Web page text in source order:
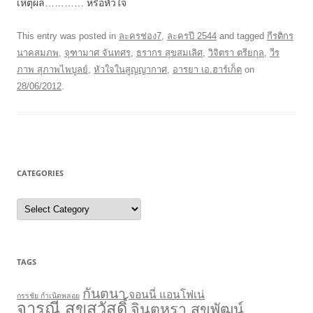
เหตุผล………… หรือหัวใจ
This entry was posted in ละครช่อง7, ละครปี 2544 and tagged กีรติกร
นาคสมภพ, จุฑามาศ จันทศร, ธรากร สุขสมเลิศ, วิจิตรา ตรียกุล, วีร
ภาพ สุภาพไพบูลย์, หัวใจในสูญญากาศ, อารยา เอ.ฮาร์เก็ต on
28/06/2012.
CATEGORIES
Categories
TAGS
กรรชัย กำเนิดพลอย กันตนา จอนนี่ แอนโฟเน่
จารุณี สุขสวัสดิ์ จินตหรา สุขพัฒน์